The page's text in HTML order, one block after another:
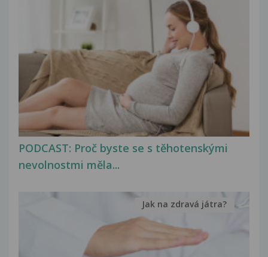
PODCAST: Proč byste se s těhotenskými
nevolnostmi měla...
Jak na zdravá játra?